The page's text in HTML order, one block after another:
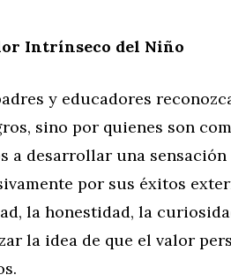
Intrínseco del Niño
y educadores
sino por quienes son
a desarrollar una
por sus éxitos
la honestidad, la
la idea de que el valor